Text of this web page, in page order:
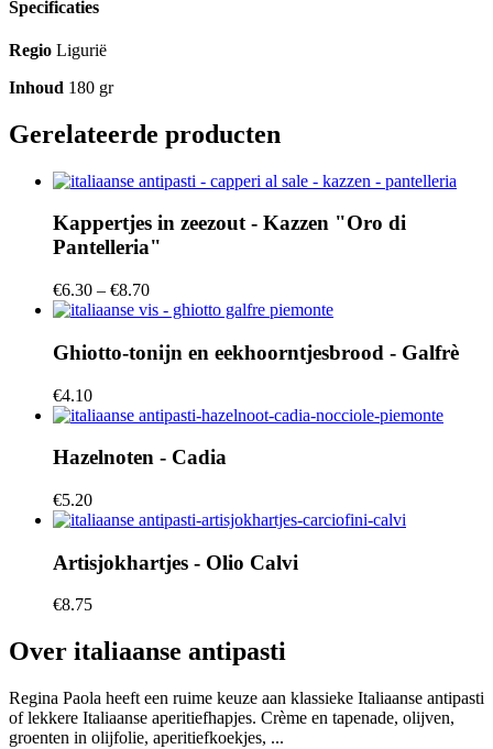
Specificaties
Regio Ligurië
Inhoud 180 gr
Gerelateerde producten
Kappertjes in zeezout - Kazzen "Oro di
Pantelleria"
€6.30 – €8.70
Ghiotto-tonijn en eekhoorntjesbrood - Galfrè
€4.10
Hazelnoten - Cadia
€5.20
Artisjokhartjes - Olio Calvi
€8.75
Over italiaanse antipasti
Regina Paola heeft een ruime keuze aan klassieke Italiaanse antipasti
of lekkere Italiaanse aperitiefhapjes. Crème en tapenade, olijven,
groenten in olijfolie, aperitiefkoekjes, ...